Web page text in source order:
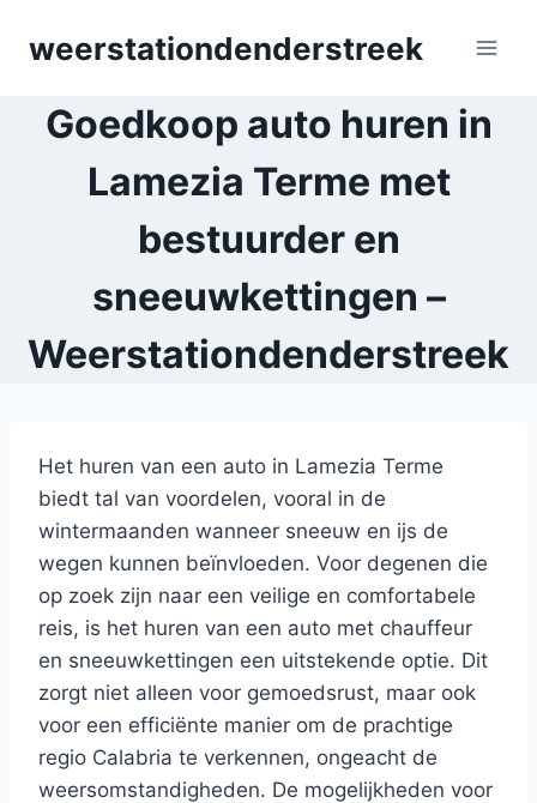
weerstationdenderstreek
Goedkoop auto huren in
Lamezia Terme met
bestuurder en
sneeuwkettingen –
Weerstationdenderstreek
Het huren van een auto in Lamezia Terme
biedt tal van voordelen, vooral in de
wintermaanden wanneer sneeuw en ijs de
wegen kunnen beïnvloeden. Voor degenen die
op zoek zijn naar een veilige en comfortabele
reis, is het huren van een auto met chauffeur
en sneeuwkettingen een uitstekende optie. Dit
zorgt niet alleen voor gemoedsrust, maar ook
voor een efficiënte manier om de prachtige
regio Calabria te verkennen, ongeacht de
weersomstandigheden. De mogelijkheden voor